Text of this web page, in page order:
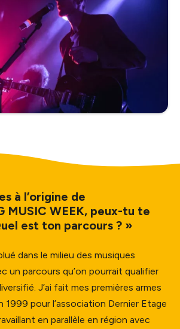
à l’origine de
MUSIC WEEK, peux-tu te
est ton parcours ? »
dans le milieu des musiques
un parcours qu’on pourrait qualifier
J’ai fait mes premières armes
1999 pour l’association Dernier Etage
en parallèle en région avec